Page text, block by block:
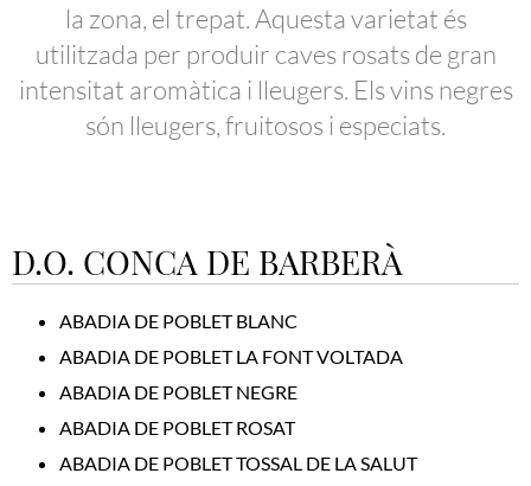
la zona, el trepat. Aquesta varietat és
utilitzada per produir caves rosats de gran
intensitat aromàtica i lleugers. Els vins negres
són lleugers, fruitosos i especiats.
D.O. CONCA DE BARBERÀ
ABADIA DE POBLET BLANC
ABADIA DE POBLET LA FONT VOLTADA
ABADIA DE POBLET NEGRE
ABADIA DE POBLET ROSAT
ABADIA DE POBLET TOSSAL DE LA SALUT